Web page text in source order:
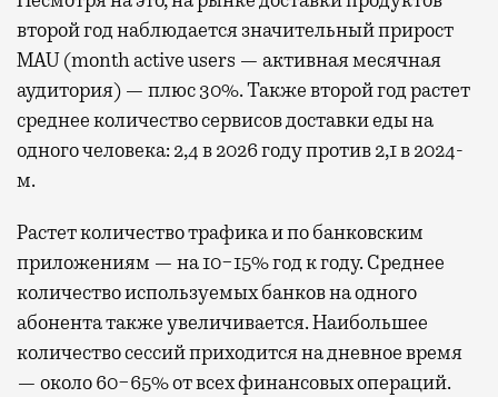
второй год наблюдается значительный прирост
MAU (month active users — активная месячная
аудитория) — плюс 30%. Также второй год растет
среднее количество сервисов доставки еды на
одного человека: 2,4 в 2026 году против 2,1 в 2024-
м.
Растет количество трафика и по банковским
приложениям — на 10−15% год к году. Среднее
количество используемых банков на одного
абонента также увеличивается. Наибольшее
количество сессий приходится на дневное время
— около 60−65% от всех финансовых операций.